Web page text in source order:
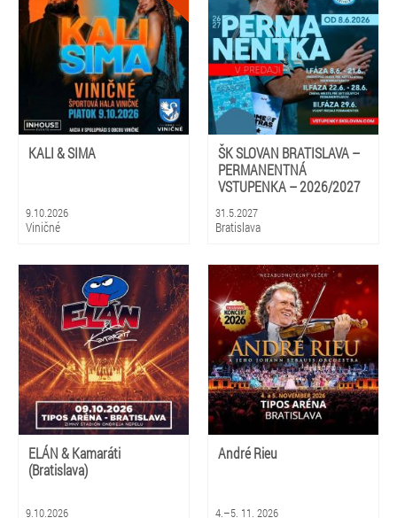
KALI & SIMA
9.10.2026
Viničné
ŠK SLOVAN BRATISLAVA –
PERMANENTNÁ
VSTUPENKA – 2026/2027
31.5.2027
Bratislava
ELÁN & Kamaráti
(Bratislava)
9.10.2026
André Rieu
4.–5. 11. 2026